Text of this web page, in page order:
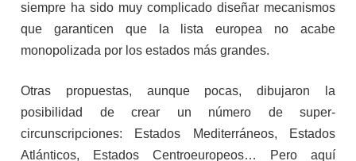
siempre ha sido muy complicado diseñar mecanismos
que garanticen que la lista europea no acabe
monopolizada por los estados más grandes.
Otras propuestas, aunque pocas, dibujaron la
posibilidad de crear un número de super-
circunscripciones: Estados Mediterráneos, Estados
Atlánticos, Estados Centroeuropeos… Pero aquí